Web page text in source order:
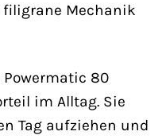
Mechanik
Powermatic 80
im Alltag. Sie
Tag aufziehen und